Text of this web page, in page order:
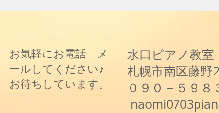
お気軽にお電話 メ
ールしてください♪
お待ちしています。
水口ピアノ教室
札幌市南区藤野
０９０－５９８